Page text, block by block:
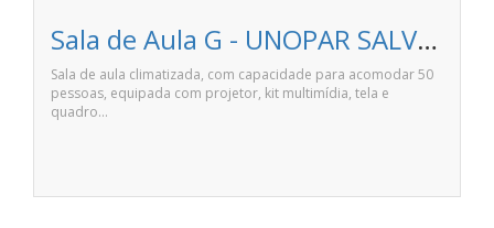
Sala de Aula G - UNOPAR SALVADOR IGUATEMI
Sala de aula climatizada, com capacidade para acomodar 50
pessoas, equipada com projetor, kit multimídia, tela e
quadro…